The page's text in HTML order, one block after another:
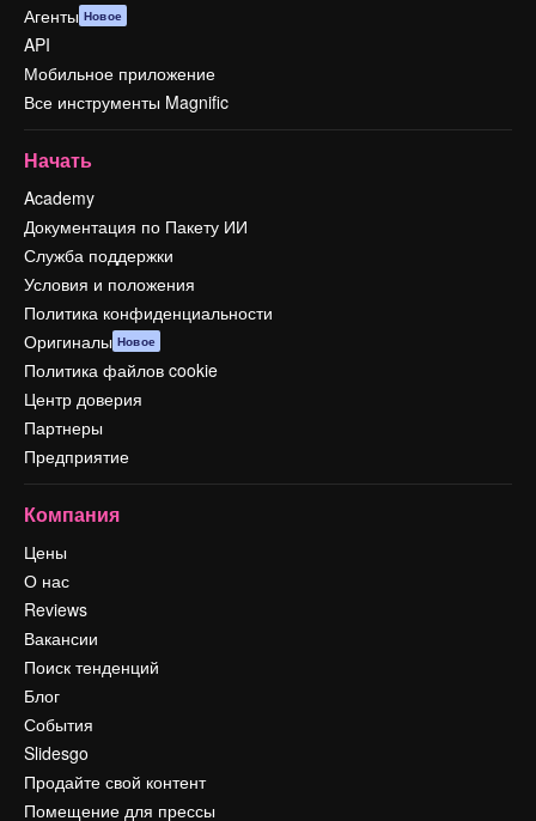
Агенты Новое
API
Мобильное приложение
Все инструменты Magnific
Начать
Academy
Документация по Пакету ИИ
Служба поддержки
Условия и положения
Политика конфиденциальности
Оригиналы Новое
Политика файлов cookie
Центр доверия
Партнеры
Предприятие
Компания
Цены
О нас
Reviews
Вакансии
Поиск тенденций
Блог
События
Slidesgo
Продайте свой контент
Помещение для прессы